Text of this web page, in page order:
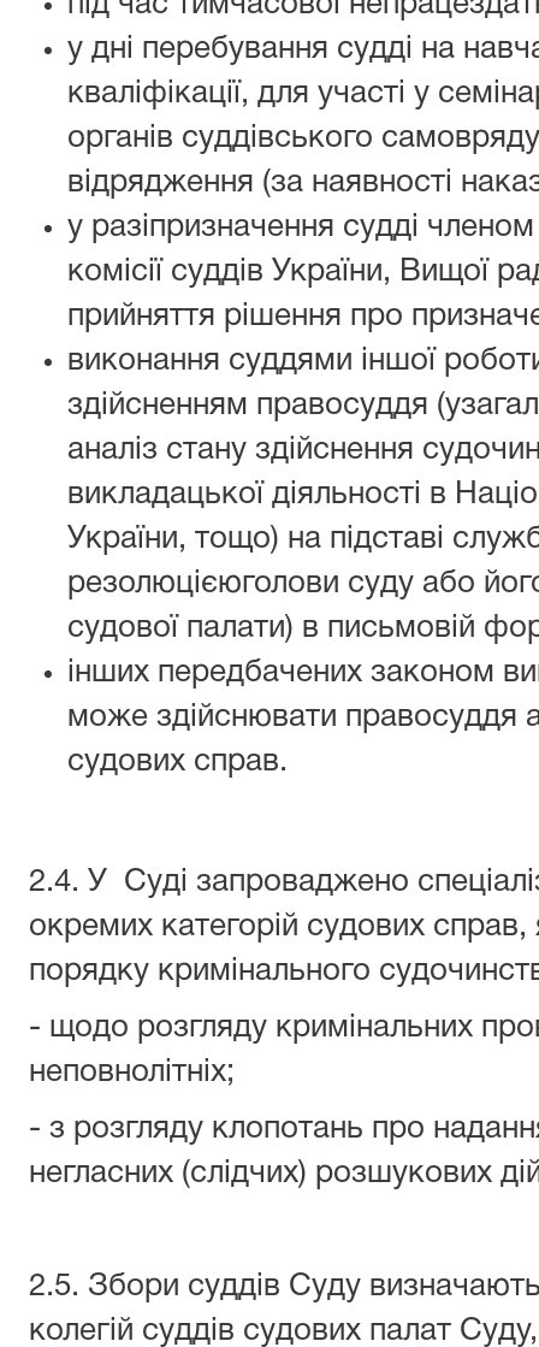
у дні перебування судді на
кваліфікації, для участі у
органів суддівського
відрядження (за наявності
у разіпризначення судді
комісії суддів України, Вищої
прийняття рішення про
виконання суддями іншої
здійсненням правосуддя
аналіз стану здійснення
викладацької діяльності в
України, тощо) на підставі
резолюцієюголови суду або
судової палати) в письмовій
інших передбачених законом
може здійснювати правосуддя
судових справ.
2.4. У Суді запроваджено
окремих категорій судових справ,
порядку кримінального
- щодо розгляду кримінальних
неповнолітніх;
- з розгляду клопотань про
негласних (слідчих) розшукових
2.5. Збори суддів Суду
колегій суддів судових палат